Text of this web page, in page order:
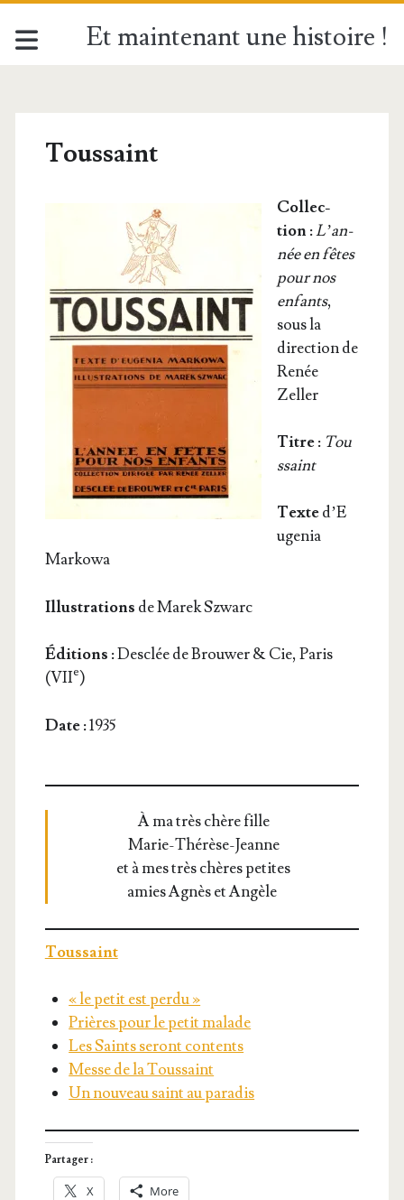
Et maintenant une histoire !
Toussaint
Col­lec­
tion :L’an­
née en fêtes
pour nos
enfants,
sous la
direc­tion de
Renée
Zeller
Titre : Tou
s­saint
Texted’E
u­ge­nia
Markowa
Illus­tra­tions de Marek Szwarc
Édi­tions :Des­clée de Brou­wer & Cie, Paris
(VIIe)
Date :1935
À ma très chère fille
Marie-Thé­rèse-Jeanne
et à mes très chères petites
amies Agnès et Angèle
Tous­saint
« le petit est perdu »
Prières pour le petit malade
Les Saints seront contents
Messe de la Toussaint
Un nou­veau saint au paradis
Partager :
X More